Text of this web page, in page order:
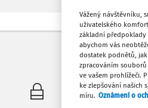
Máte
Vážený návštěvníku,
uživatelského
základní předpoklady
abychom vás
dostatek podnětů,
zpracováním
ve vašem prohlížeči.
ke zlepšování našich
míru. Oznámení o